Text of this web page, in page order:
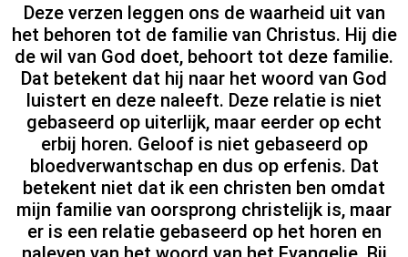
Deze verzen leggen ons de waarheid uit van
het behoren tot de familie van Christus. Hij die
de wil van God doet, behoort tot deze familie.
Dat betekent dat hij naar het woord van God
luistert en deze naleeft. Deze relatie is niet
gebaseerd op uiterlijk, maar eerder op echt
erbij horen. Geloof is niet gebaseerd op
bloedverwantschap en dus op erfenis. Dat
betekent niet dat ik een christen ben omdat
mijn familie van oorsprong christelijk is, maar
er is een relatie gebaseerd op het horen en